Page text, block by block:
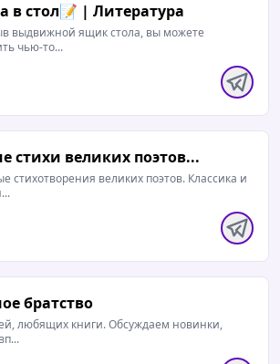
в стол📝 | Литература
выдвижной ящик стола, вы можете
чью-то...
стихи великих поэтов...
стихотворения великих поэтов. Классика и
братство
книги. Обсуждаем новинки,